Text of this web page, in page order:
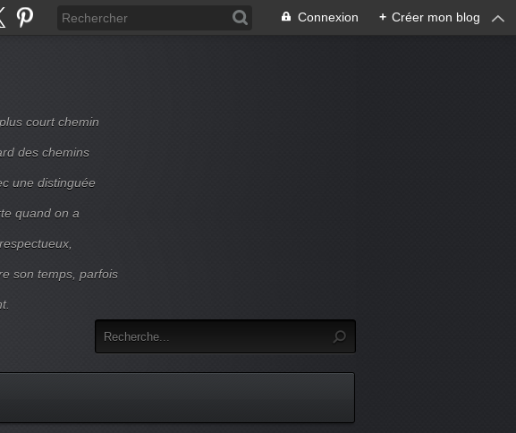
Connexion + Créer mon blog
court chemin
des chemins
une distinguée
quand on a
son temps, parfois